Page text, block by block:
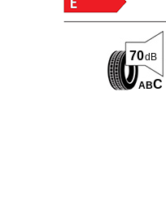
A BC
70dB